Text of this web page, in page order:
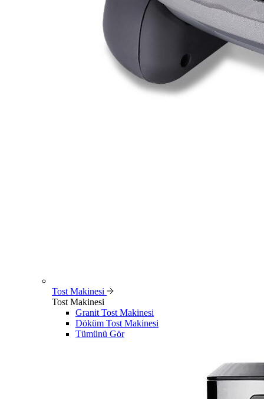
Tost Makinesi
Tost Makinesi
Granit Tost Makinesi
Döküm Tost Makinesi
Tümünü Gör